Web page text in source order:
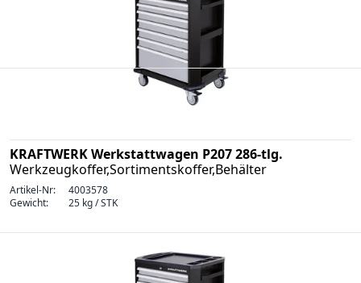
KRAFTWERK Werkstattwagen P207 286-tlg.
Werkzeugkoffer,Sortimentskoffer,Behälter
Artikel-Nr:
4003578
Gewicht:
25 kg / STK